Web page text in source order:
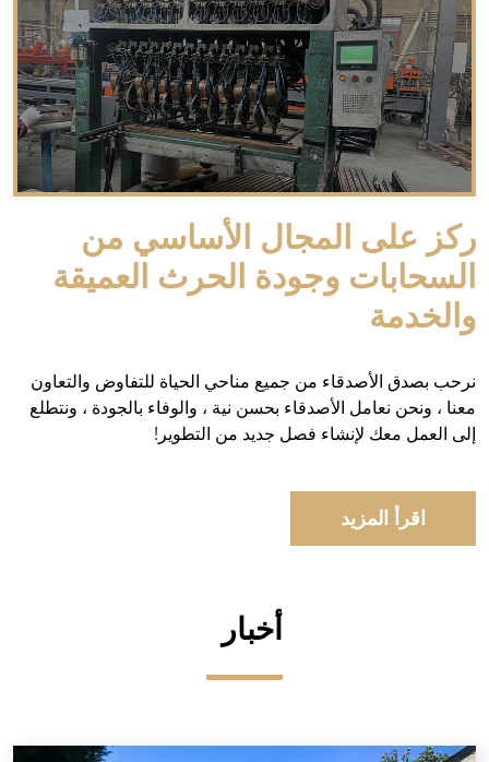
ركز على المجال الأساسي من
السحابات وجودة الحرث العميقة
والخدمة
نرحب بصدق الأصدقاء من جميع مناحي الحياة للتفاوض والتعاون
معنا ، ونحن نعامل الأصدقاء بحسن نية ، والوفاء بالجودة ، ونتطلع
إلى العمل معك لإنشاء فصل جديد من التطوير!
اقرأ المزيد
أخبار